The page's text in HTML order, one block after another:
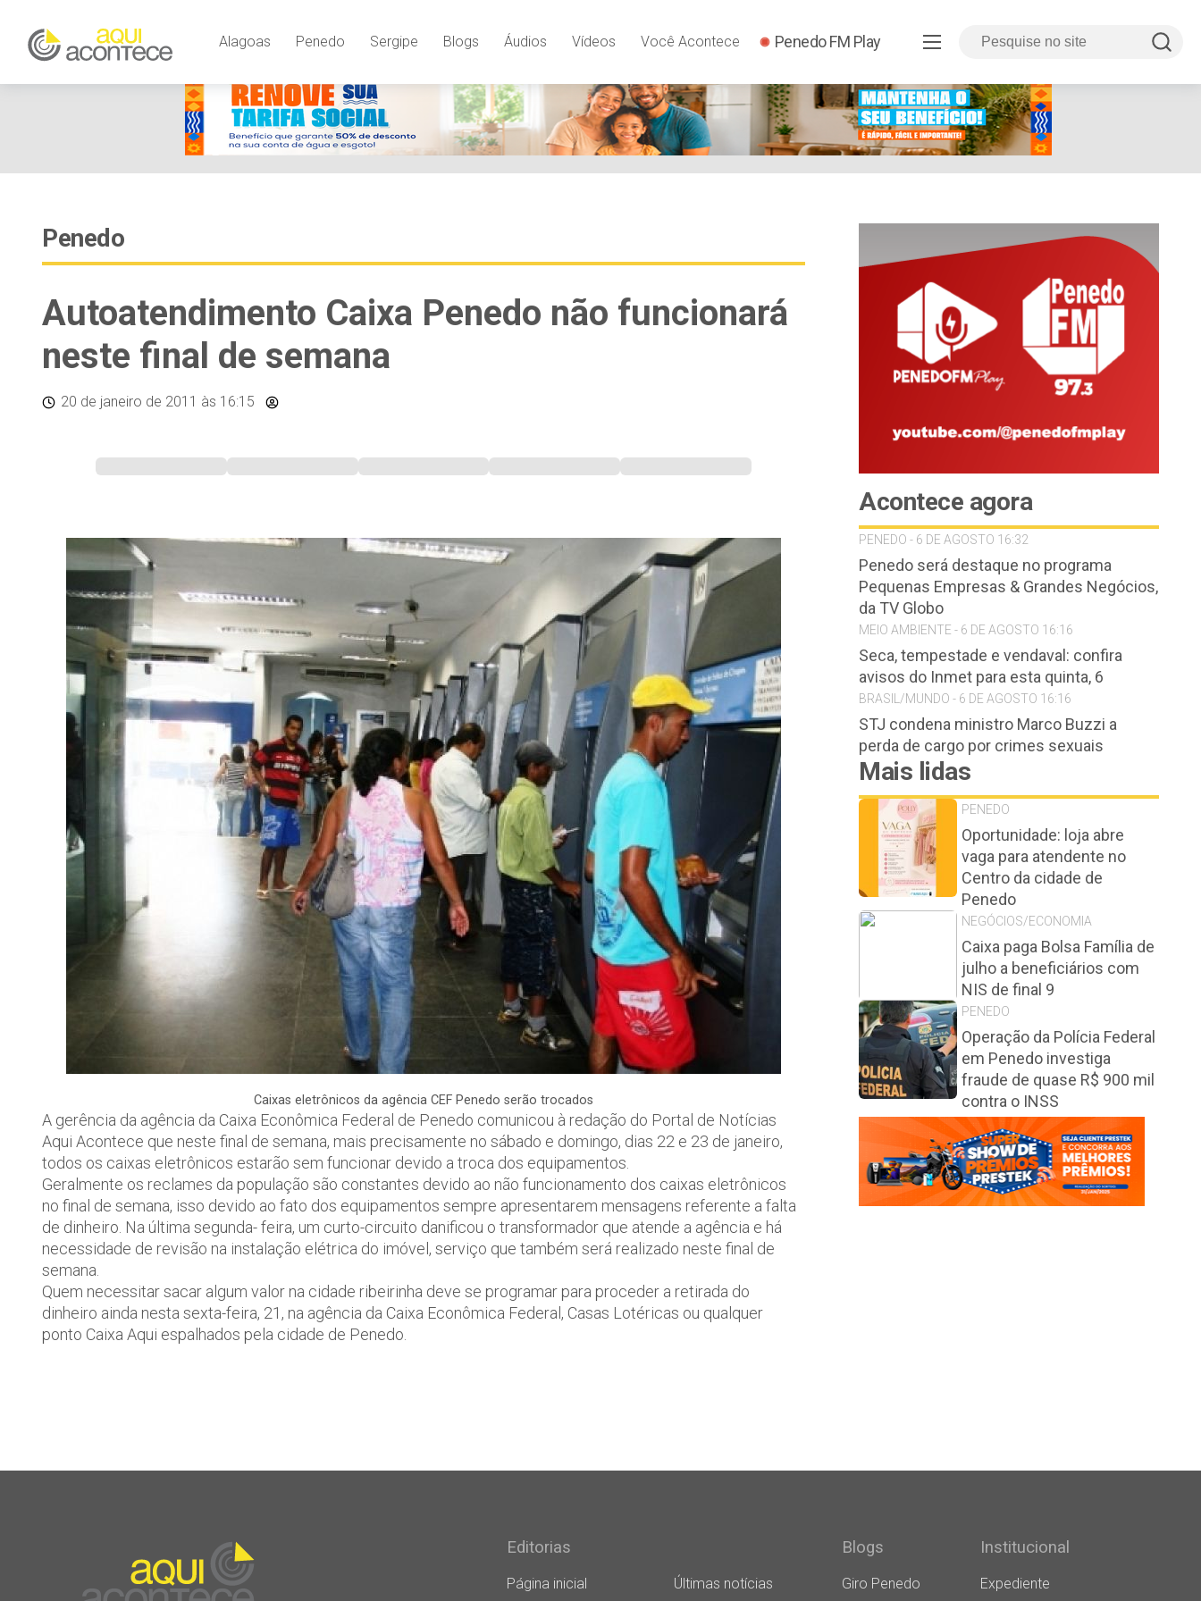
Alagoas Penedo Sergipe Blogs Áudios Vídeos Você Acontece Penedo FM Play
Penedo
Autoatendimento Caixa Penedo não funcionará
neste final de semana
20 de janeiro de 2011 às 16:15
Caixas eletrônicos da agência CEF Penedo serão trocados
A gerência da agência da Caixa Econômica Federal de Penedo comunicou à redação do Portal de Notícias
Aqui Acontece que neste final de semana, mais precisamente no sábado e domingo, dias 22 e 23 de janeiro,
todos os caixas eletrônicos estarão sem funcionar devido a troca dos equipamentos.
Geralmente os reclames da população são constantes devido ao não funcionamento dos caixas eletrônicos
no final de semana, isso devido ao fato dos equipamentos sempre apresentarem mensagens referente a falta
de dinheiro. Na última segunda- feira, um curto-circuito danificou o transformador que atende a agência e há
necessidade de revisão na instalação elétrica do imóvel, serviço que também será realizado neste final de
semana.
Quem necessitar sacar algum valor na cidade ribeirinha deve se programar para proceder a retirada do
dinheiro ainda nesta sexta-feira, 21, na agência da Caixa Econômica Federal, Casas Lotéricas ou qualquer
ponto Caixa Aqui espalhados pela cidade de Penedo.
Acontece agora
PENEDO - 6 DE AGOSTO 16:32
Penedo será destaque no programa
Pequenas Empresas & Grandes Negócios,
da TV Globo
MEIO AMBIENTE - 6 DE AGOSTO 16:16
Seca, tempestade e vendaval: confira
avisos do Inmet para esta quinta, 6
BRASIL/MUNDO - 6 DE AGOSTO 16:16
STJ condena ministro Marco Buzzi a
perda de cargo por crimes sexuais
Mais lidas
PENEDO
Oportunidade: loja abre
vaga para atendente no
Centro da cidade de
Penedo
NEGÓCIOS/ECONOMIA
Caixa paga Bolsa Família de
julho a beneficiários com
NIS de final 9
PENEDO
Operação da Polícia Federal
em Penedo investiga
fraude de quase R$ 900 mil
contra o INSS
Editorias
Página inicial Últimas notícias
Blogs
Giro Penedo
Institucional
Expediente